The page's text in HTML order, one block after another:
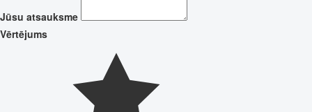
Jūsu atsauksme
Vērtējums